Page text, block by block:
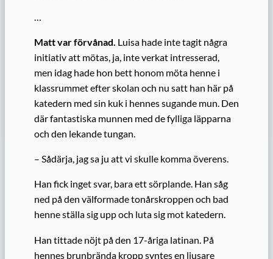
Matt var förvånad. Luisa hade inte tagit några
initiativ att mötas, ja, inte verkat intresserad,
men idag hade hon bett honom möta henne i
klassrummet efter skolan och nu satt han här på
katedern med sin kuk i hennes sugande mun. Den
där fantastiska munnen med de fylliga läpparna
och den lekande tungan.
– Sådärja, jag sa ju att vi skulle komma överens.
Han fick inget svar, bara ett sörplande. Han såg
ned på den välformade tonårskroppen och bad
henne ställa sig upp och luta sig mot katedern.
Han tittade nöjt på den 17-åriga latinan. På
hennes brunbrända kropp syntes en ljusare